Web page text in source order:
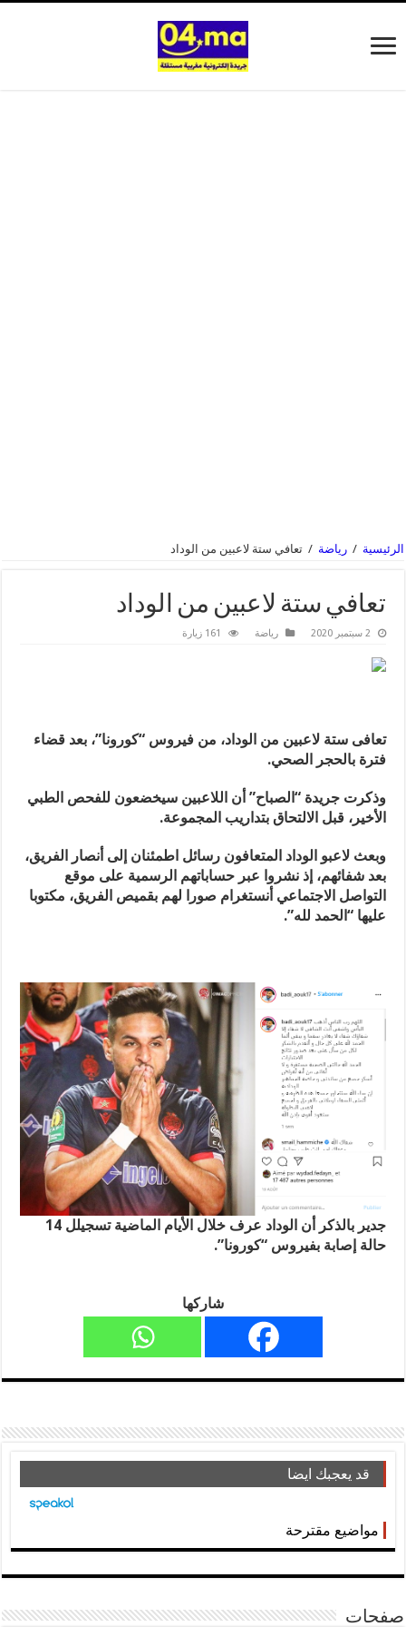
الرئيسية / رياضة / تعافي ستة لاعبين من الوداد
تعافي ستة لاعبين من الوداد
2 سبتمبر 2020 رياضة 161 زيارة
تعافى ستة لاعبين من الوداد، من فيروس “كورونا”، بعد قضاء
فترة بالحجر الصحي.
وذكرت جريدة “الصباح” أن اللاعبين سيخضعون للفحص الطبي
الأخير، قبل الالتحاق بتداريب المجموعة.
وبعث لاعبو الوداد المتعافون رسائل اطمئنان إلى أنصار الفريق،
بعد شفائهم، إذ نشروا عبر حساباتهم الرسمية على موقع
التواصل الاجتماعي أنستغرام صورا لهم بقميص الفريق، مكتوبا
عليها “الحمد لله”.
جدير بالذكر أن الوداد عرف خلال الأيام الماضية تسجيلل 14
حالة إصابة بفيروس “كورونا”.
شاركها
قد يعجبك ايضا
مواضيع مقترحة
صفحات